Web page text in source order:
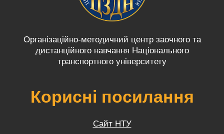
Організаційно-методичний центр заочного та
дистанційного навчання Національного
транспортного університету
Корисні посилання
Сайт НТУ